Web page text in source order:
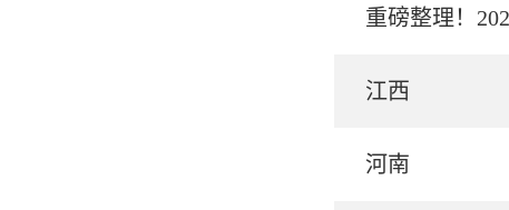
重磅整理！
江西
河南